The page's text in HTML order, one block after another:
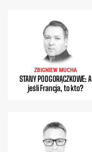
ZBIGNIEW MUCHA
STANY PODGORĄCZKOWE: A
jeśli Francja, to kto?